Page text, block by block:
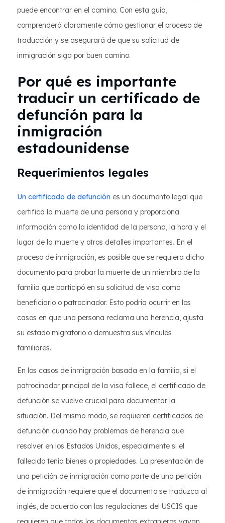
puede encontrar en el camino. Con esta guía,
comprenderá claramente cómo gestionar el proceso de
traducción y se asegurará de que su solicitud de
inmigración siga por buen camino.
Por qué es importante
traducir un certificado de
defunción para la
inmigración
estadounidense
Requerimientos legales
Un certificado de defunción es un documento legal que
certifica la muerte de una persona y proporciona
información como la identidad de la persona, la hora y el
lugar de la muerte y otros detalles importantes. En el
proceso de inmigración, es posible que se requiera dicho
documento para probar la muerte de un miembro de la
familia que participó en su solicitud de visa como
beneficiario o patrocinador. Esto podría ocurrir en los
casos en que una persona reclama una herencia, ajusta
su estado migratorio o demuestra sus vínculos
familiares.
En los casos de inmigración basada en la familia, si el
patrocinador principal de la visa fallece, el certificado de
defunción se vuelve crucial para documentar la
situación. Del mismo modo, se requieren certificados de
defunción cuando hay problemas de herencia que
resolver en los Estados Unidos, especialmente si el
fallecido tenía bienes o propiedades. La presentación de
una petición de inmigración como parte de una petición
de inmigración requiere que el documento se traduzca al
inglés, de acuerdo con las regulaciones del USCIS que